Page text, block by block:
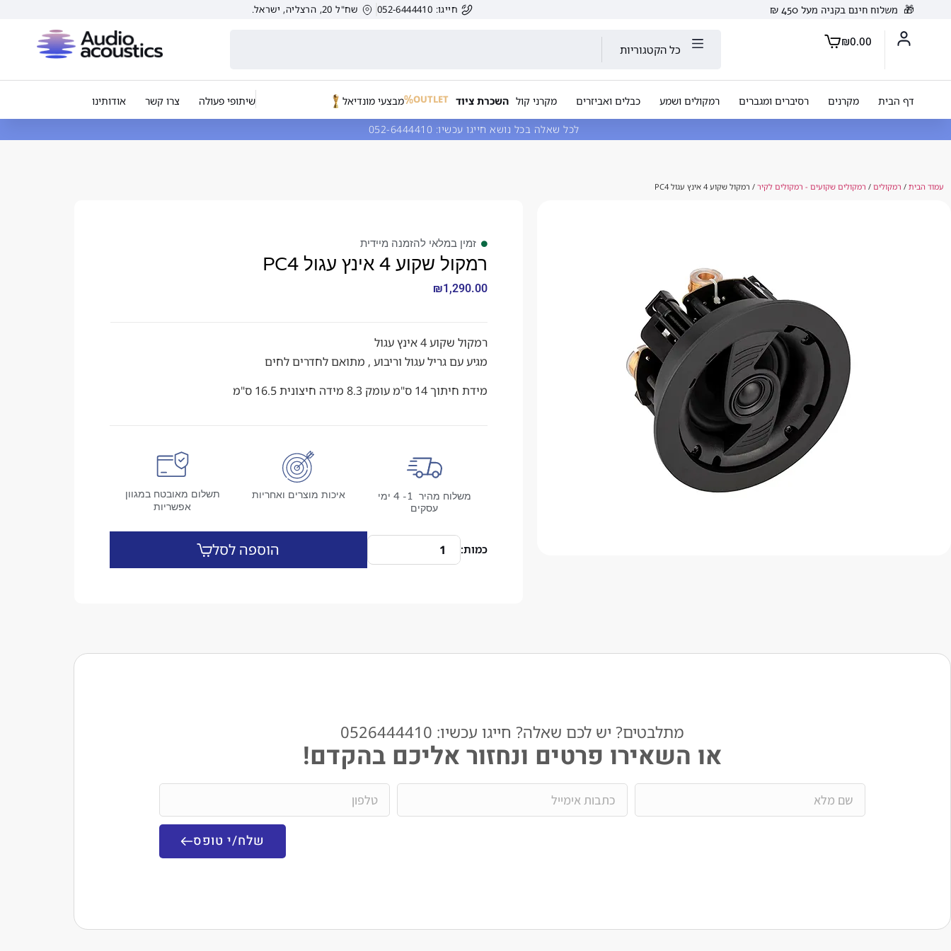
🎁 משלוח חינם בקניה מעל 450 ₪ חייגו: 052-6444410 שח"ל 20, הרצליה, ישראל.
₪0.00
כל הקטגוריות
דף הבית מקרנים רסיברים ומגברים רמקולים ושמע כבלים ואביזרים מקרני קול השכרת ציוד OUTLET מבצעי מונדיאל שיתופי פעולה צרו קשר אודותינו
לכל שאלה בכל נושא חייגו עכשיו:
עמוד הבית / רמקולים / רמקולים שקועים - רמקולים לקיר / רמקול שקוע 4 אינץ עגול PC4
זמין במלאי להזמנה מיידית
רמקול שקוע 4 אינץ עגול PC4
₪1,290.00
רמקול שקוע 4 אינץ עגול
מגיע עם גריל עגול וריבוע , מתואם לחדרים לחים
מידת חיתוך 14 ס"מ עומק 8.3 מידה חיצונית 16.5 ס"מ
משלוח מהיר 1- 4 ימי
עסקים
איכות מוצרים ואחריות
תשלום מאובטח במגוון
אפשריות
הוספה לסל
מתלבטים? יש לכם שאלה? חייגו עכשיו: 0526444410​
או השאירו פרטים ונחזור אליכם בהקדם!
שלח/י טופס